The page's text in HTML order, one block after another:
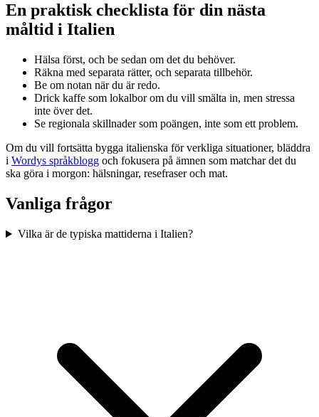
En praktisk checklista för din nästa
måltid i Italien
Hälsa först, och be sedan om det du behöver.
Räkna med separata rätter, och separata tillbehör.
Be om notan när du är redo.
Drick kaffe som lokalbor om du vill smälta in, men stressa
inte över det.
Se regionala skillnader som poängen, inte som ett problem.
Om du vill fortsätta bygga italienska för verkliga situationer, bläddra
i Wordys språkblogg och fokusera på ämnen som matchar det du
ska göra i morgon: hälsningar, resefraser och mat.
Vanliga frågor
Vilka är de typiska mattiderna i Italien?